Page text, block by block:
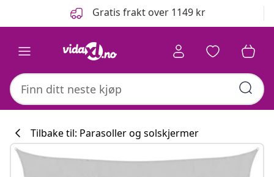
Gratis frakt over 1149 kr
Tilbake til: Parasoller og solskjermer